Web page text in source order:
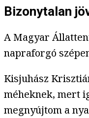
Bizonytalan
A Magyar
napraforgó
Kisjuhász
méheknek, mert
megnyújtom a